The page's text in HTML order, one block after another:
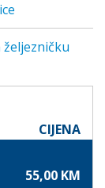
CIJENA
55,00 KM